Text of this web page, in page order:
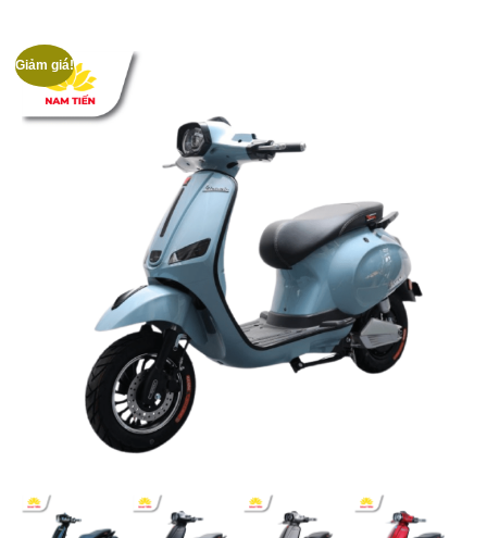
Giảm giá!